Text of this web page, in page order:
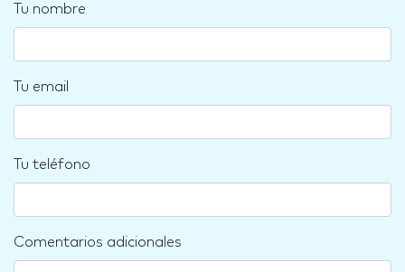
Tu nombre
Tu email
Tu teléfono
Comentarios adicionales